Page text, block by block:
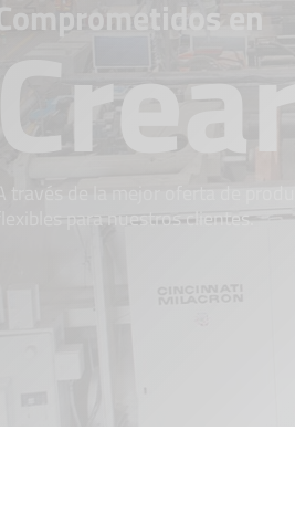
A través de la mejor oferta de
flexibles para nuestros clientes.